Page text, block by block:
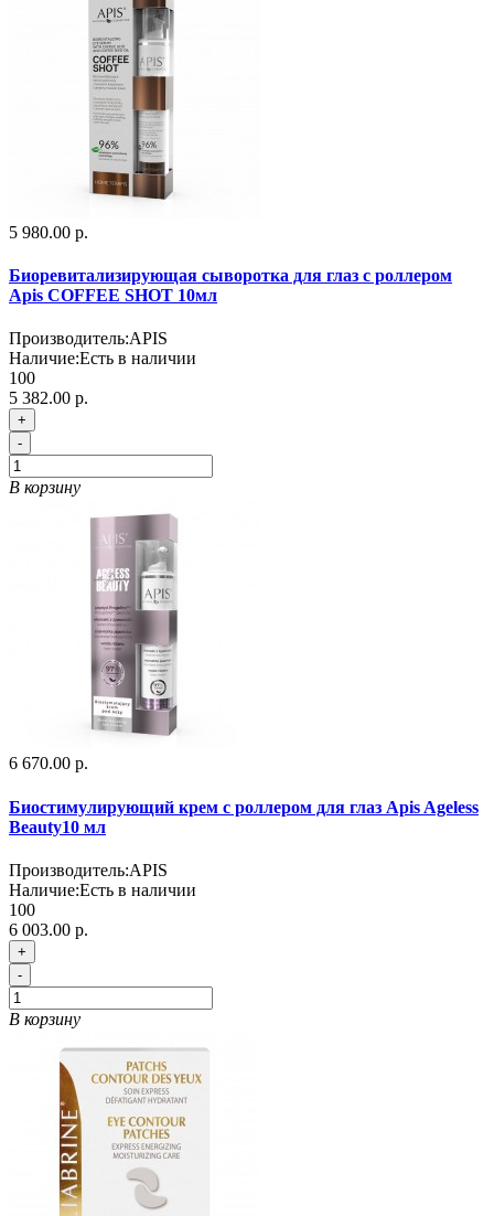
5 980.00 р.
Биоревитализирующая сыворотка для глаз c роллером
Apis COFFEE SHOT 10мл
Производитель:APIS
Наличие:Есть в наличии
100
5 382.00 р.
+
-
В корзину
6 670.00 р.
Биостимулирующий крем с роллером для глаз Apis Ageless
Beauty10 мл
Производитель:APIS
Наличие:Есть в наличии
100
6 003.00 р.
+
-
В корзину